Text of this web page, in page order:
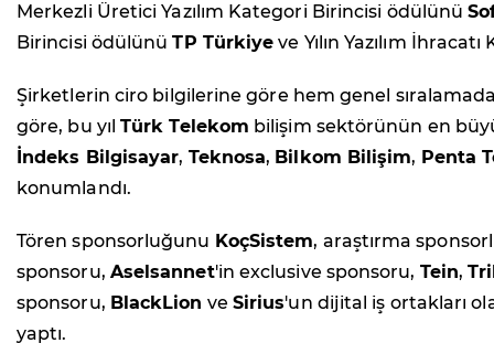
Merkezli Üretici Yazılım Kategori Birincisi ödülünü
Birincisi ödülünüTP Türkiye ve Yılın Yazılım
Şirketlerin ciro bilgilerine göre hem genel
göre, bu yılTürk Telekom bilişim sektörünün en
İndeks Bilgisayar, Teknosa, Bilkom Bilişim, Penta
konumlandı.
Tören sponsorluğunu KoçSistem, araştırma
sponsoru, Aselsannet'in exclusive sponsoru, Tein,
sponsoru, BlackLion ve Sirius'un dijital iş ortakları
yaptı.